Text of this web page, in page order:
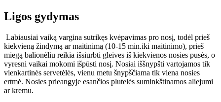
Ligos gydymas
Labiausiai vaiką vargina sutrikęs kvėpavimas pro nosį, todėl prieš
kiekvieną žindymą ar maitinimą (10-15 min.iki maitinimo), prieš
miegą balionėliu reikia išsiurbti gleives iš kiekvienos nosies pusės, o
vyresni vaikai mokomi išpūsti nosį. Nosiai iššnypšti vartojamos tik
vienkartinės servetėlės, vienu metu šnypščiama tik viena nosies
ertmė. Nosies prieangyje esančios plutelės suminkštinamos aliejumi
ar kremu.